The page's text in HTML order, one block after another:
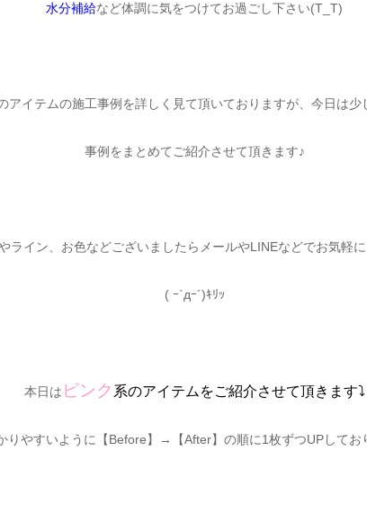
水分補給など体調に気をつけてお過ごし下さい(T_T)
アイテムの施工事例を詳しく見て頂いておりますが、今日は少
事例をまとめてご紹介させて頂きます♪
ライン、お色などございましたらメールやLINEなどでお気軽
( ｰ`дｰ´)ｷﾘｯ
本日は ピンク 系のアイテムをご紹介させて頂きます⤵
りやすいように【Before】→【After】の順に1枚ずつUPしてお